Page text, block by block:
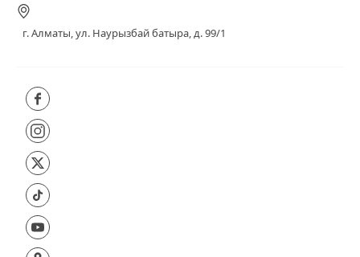
г. Алматы, ул. Наурызбай батыра, д. 99/1